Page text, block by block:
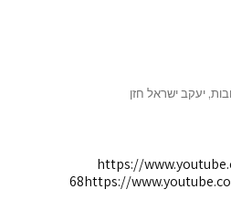
על
יעקב ישראל חזן
https://
68https://